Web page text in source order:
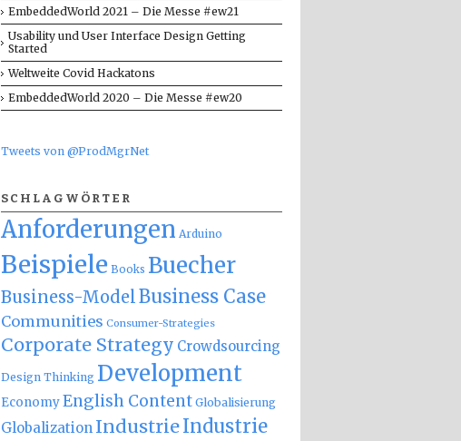
EmbeddedWorld 2021 – Die Messe #ew21
Usability und User Interface Design Getting
Started
Weltweite Covid Hackatons
EmbeddedWorld 2020 – Die Messe #ew20
Tweets von @ProdMgrNet
SCHLAGWÖRTER
Anforderungen Arduino
Beispiele Books Buecher
Business-Model Business Case
Communities Consumer-Strategies
Corporate Strategy Crowdsourcing
Design Thinking Development
EconomyEnglish Content Globalisierung
Globalization IndustrieIndustrie